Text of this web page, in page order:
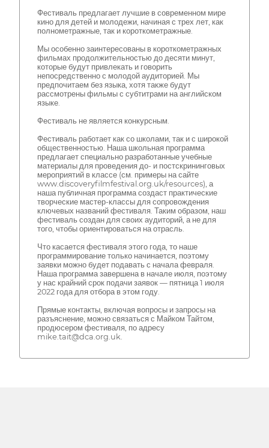
Фестиваль предлагает лучшие в современном мире
кино для детей и молодежи, начиная с трех лет, как
полнометражные, так и короткометражные.
Мы особенно заинтересованы в короткометражных
фильмах продолжительностью до десяти минут,
которые будут привлекать и говорить
непосредственно с молодой аудиторией. Мы
предпочитаем без языка, хотя также будут
рассмотрены фильмы с субтитрами на английском
языке.
Фестиваль не является конкурсным.
Фестиваль работает как со школами, так и с широкой
общественностью. Наша школьная программа
предлагает специально разработанные учебные
материалы для проведения до- и постскрининговых
мероприятий в классе (см. примеры на сайте
www.discoveryfilmfestival.org.uk/resources), а
наша публичная программа создаст практические
творческие мастер-классы для сопровождения
ключевых названий фестиваля. Таким образом, наш
фестиваль создан для своих аудиторий, а не для
того, чтобы ориентироваться на отрасль.
Что касается фестиваля этого года, то наше
программирование только начинается, поэтому
заявки можно будет подавать с начала февраля.
Наша программа завершена в начале июля, поэтому
у нас крайний срок подачи заявок — пятница 1 июля
2022 года для отбора в этом году.
Прямые контакты, включая вопросы и запросы на
разъяснение, можно связаться с Майком Тайтом,
продюсером фестиваля, по адресу
mike.tait@dca.org.uk.